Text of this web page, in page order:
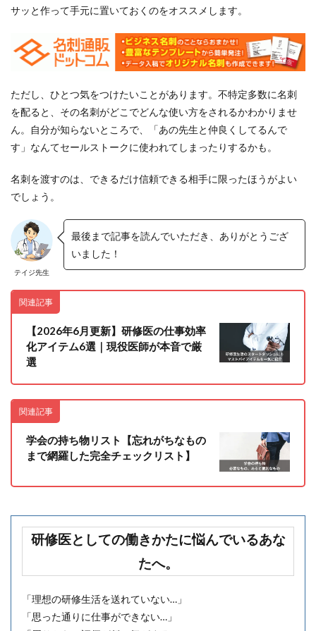
サッと作って手元に置いておくのをオススメします。
ただし、ひとつ気をつけたいことがあります。不特定多数に名刺
を配ると、その名刺がどこでどんな使い方をされるかわかりませ
ん。自分が知らないところで、「あの先生と仲良くしてるんで
す」なんてセールストークに使われてしまったりするかも。
名刺を渡すのは、できるだけ信頼できる相手に限ったほうがよい
でしょう。
テイジ先生
最後まで記事を読んでいただき、ありがとうござ
いました！
関連記事
【2026年6月更新】研修医の仕事効率
化アイテム6選｜現役医師が本音で厳
選
関連記事
学会の持ち物リスト【忘れがちなもの
まで網羅した完全チェックリスト】
研修医としての働きかたに悩んでいるあな
たへ。
「理想の研修生活を送れていない…」
「思った通りに仕事ができない…」